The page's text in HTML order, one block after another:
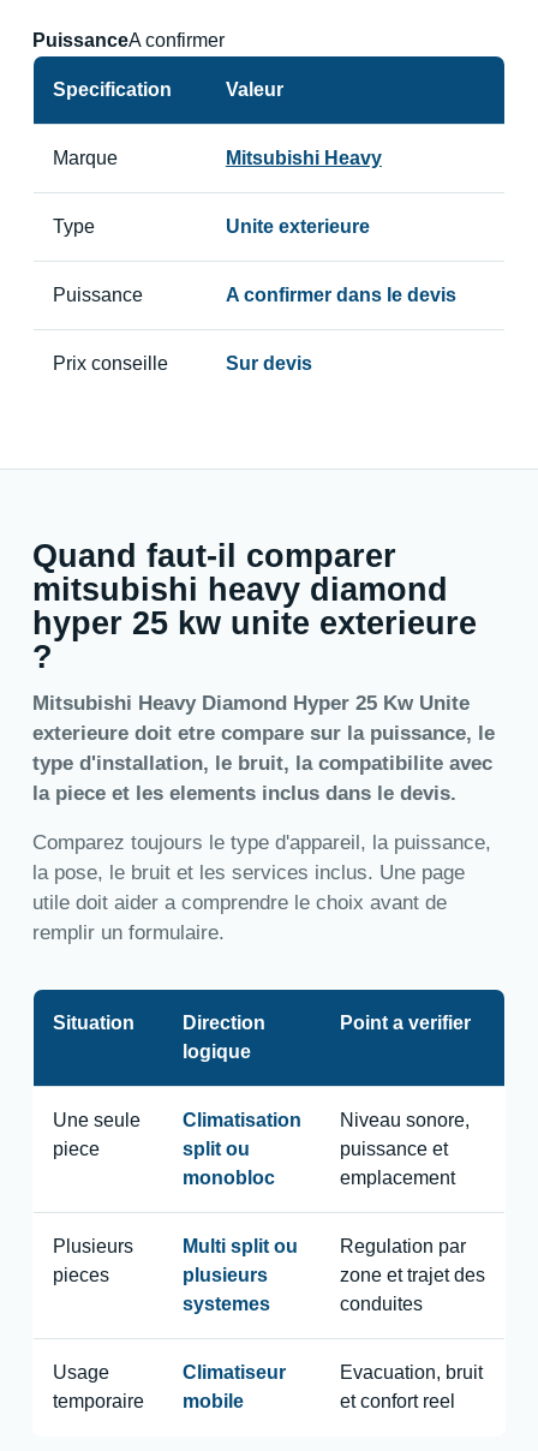
PuissanceA confirmer
Specification Valeur
Marque Mitsubishi Heavy
Type Unite exterieure
Puissance A confirmer dans le devis
Prix conseille Sur devis
Quand faut-il comparer
mitsubishi heavy diamond
hyper 25 kw unite exterieure
?
Mitsubishi Heavy Diamond Hyper 25 Kw Unite
exterieure doit etre compare sur la puissance, le
type d'installation, le bruit, la compatibilite avec
la piece et les elements inclus dans le devis.
Comparez toujours le type d'appareil, la puissance,
la pose, le bruit et les services inclus. Une page
utile doit aider a comprendre le choix avant de
remplir un formulaire.
Situation
Direction
logique
Point a verifier
Une seule
piece
Climatisation
split ou
monobloc
Niveau sonore,
puissance et
emplacement
Plusieurs
pieces
Multi split ou
plusieurs
systemes
Regulation par
zone et trajet des
conduites
Usage
temporaire
Climatiseur
mobile
Evacuation, bruit
et confort reel